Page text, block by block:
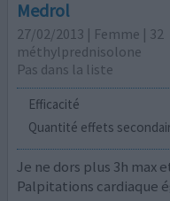
Medrol
27/02/2013 | Femme | 32
méthylprednisolone
Pas dans la liste
Efficacité
Quantité effets
Je ne dors plus 3h max
Palpitations cardiaque